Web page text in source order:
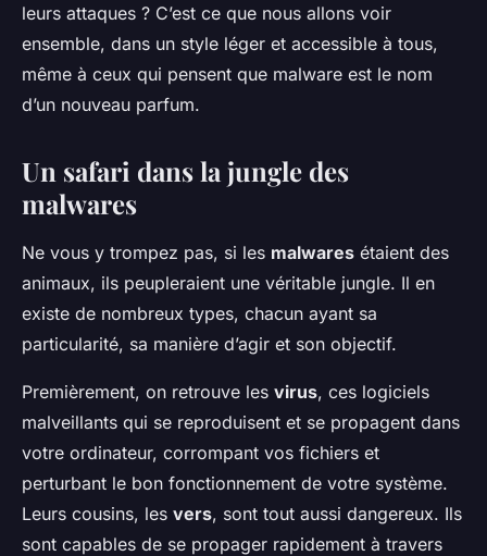
leurs attaques ? C’est ce que nous allons voir
ensemble, dans un style léger et accessible à tous,
même à ceux qui pensent que malware est le nom
d’un nouveau parfum.
Un safari dans la jungle des
malwares
Ne vous y trompez pas, si les malwares étaient des
animaux, ils peupleraient une véritable jungle. Il en
existe de nombreux types, chacun ayant sa
particularité, sa manière d’agir et son objectif.
Premièrement, on retrouve les virus, ces logiciels
malveillants qui se reproduisent et se propagent dans
votre ordinateur, corrompant vos fichiers et
perturbant le bon fonctionnement de votre système.
Leurs cousins, les vers, sont tout aussi dangereux. Ils
sont capables de se propager rapidement à travers